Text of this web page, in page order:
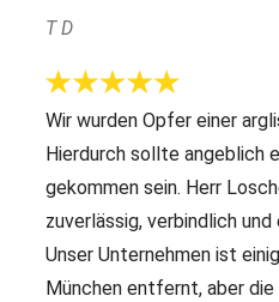
T D
Wir wurden Opfer einer
Hierdurch sollte angeblich
gekommen sein. Herr
zuverlässig, verbindlich
Unser Unternehmen ist
München entfernt, aber die